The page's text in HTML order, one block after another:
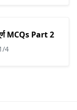
MCQs Part 2
4